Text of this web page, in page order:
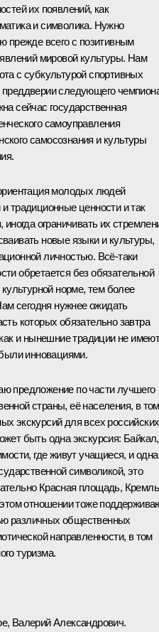
их появлений, как
и символика. Нужно
прежде всего с позитивным
мировой культуры. Нам
с субкультурой спортивных
следующего
сейчас государственная
самоуправления
самосознания и культуры
молодых людей
традиционные ценности и так
ограничивать их
новые языки и культуры,
личностью. Всё‑таки
обретается без обязательной
культурной норме, тем более
сегодня нужнее ожидать
которых обязательно завтра
и нынешние традиции не
инновациями.
предложение по части лучшего
страны, её населения, в том
экскурсий для всех российских
быть одна экскурсия: Байкал,
где живут учащиеся, и одна
символикой, это
Красная площадь,
отношении тоже
различных общественных
направленности, в том
туризма.
Валерий Александрович.